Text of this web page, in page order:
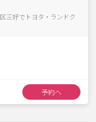
三好でトヨタ・ランドク
予約へ